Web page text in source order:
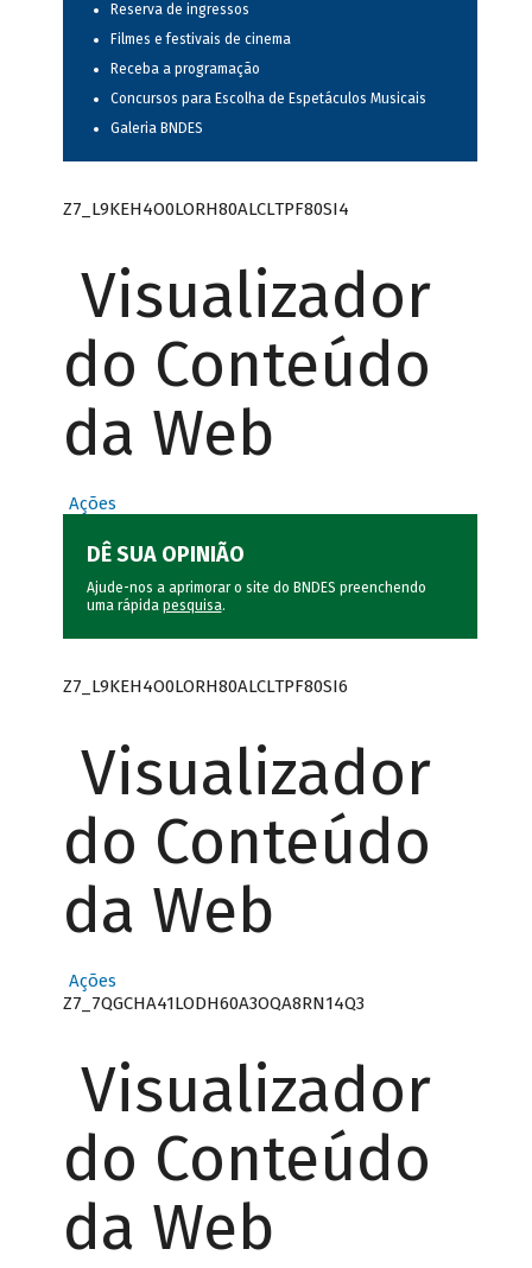
Reserva de ingressos
Filmes e festivais de cinema
Receba a programação
Concursos para Escolha de Espetáculos Musicais
Galeria BNDES
Z7_L9KEH4O0LORH80ALCLTPF80SI4
Visualizador
do Conteúdo
da Web
Ações
DÊ SUA OPINIÃO
Ajude-nos a aprimorar o site do BNDES preenchendo
uma rápida pesquisa.
Z7_L9KEH4O0LORH80ALCLTPF80SI6
Visualizador
do Conteúdo
da Web
Ações
Z7_7QGCHA41LODH60A3OQA8RN14Q3
Visualizador
do Conteúdo
da Web